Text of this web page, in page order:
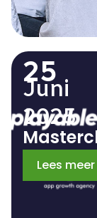
25
Juni
2025
Lees meer